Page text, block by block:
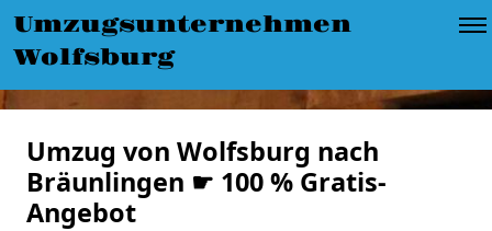
Umzugsunternehmen
Wolfsburg
Umzug von Wolfsburg nach
Bräunlingen ☛ 100 % Gratis-
Angebot